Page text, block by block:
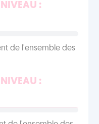
NIVEAU :
de l'ensemble des
NIVEAU :